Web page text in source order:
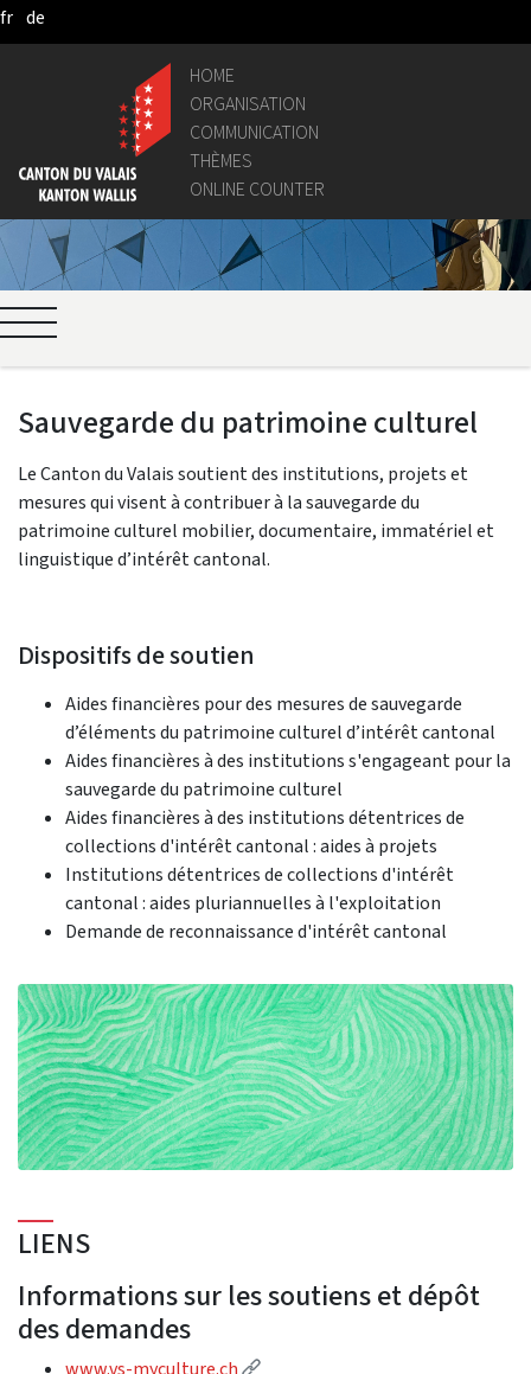
Pular para o Conteúdo principal
fr de
HOME
ORGANISATION
COMMUNICATION
THÈMES
ONLINE COUNTER
Sauvegarde du patrimoine culturel
Le Canton du Valais soutient des institutions, projets et
mesures qui visent à contribuer à la sauvegarde du
patrimoine culturel mobilier, documentaire, immatériel et
linguistique d’intérêt cantonal.
Dispositifs de soutien
Aides financières pour des mesures de sauvegarde
d’éléments du patrimoine culturel d’intérêt cantonal
Aides financières à des institutions s'engageant pour la
sauvegarde du patrimoine culturel
Aides financières à des institutions détentrices de
collections d'intérêt cantonal : aides à projets
Institutions détentrices de collections d'intérêt
cantonal : aides pluriannuelles à l'exploitation
Demande de reconnaissance d'intérêt cantonal
LIENS
Informations sur les soutiens et dépôt
des demandes
www.vs-myculture.ch
(External link)